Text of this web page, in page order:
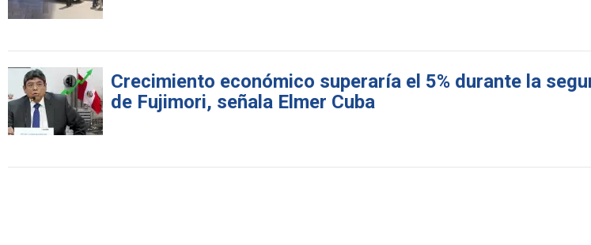
Crecimiento económico superaría el 5% durante la
de Fujimori, señala Elmer Cuba